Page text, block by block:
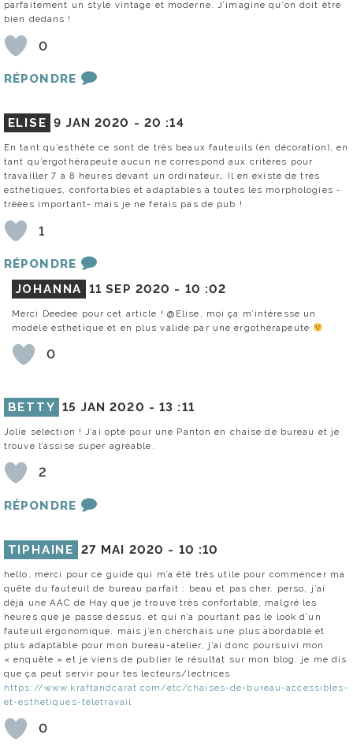
parfaitement un style vintage et moderne. J’imagine qu’on doit être
bien dedans !
0
RÉPONDRE
ELISE 9 JAN 2020 - 20 :14
En tant qu’esthète ce sont de très beaux fauteuils (en décoration), en
tant qu’ergothérapeute aucun ne correspond aux critères pour
travailler 7 à 8 heures devant un ordinateur… Il en existe de très
esthétiques, confortables et adaptables à toutes les morphologies -
trèèès important- mais je ne ferais pas de pub !
1
RÉPONDRE
JOHANNA
11 SEP 2020 - 10 :02
Merci Deedee pour cet article ! @Elise, moi ça m’intéresse un
modèle esthétique et en plus validé par une ergothérapeute
0
BETTY 15 JAN 2020 -13 :11
Jolie sélection ! J’ai opté pour une Panton en chaise de bureau et je
trouve l’assise super agréable.
2
RÉPONDRE
TIPHAINE 27 MAI 2020 - 10 :10
hello, merci pour ce guide qui m’a été très utile pour commencer ma
quête du fauteuil de bureau parfait : beau et pas cher. perso, j’ai
déjà une AAC de Hay que je trouve très confortable, malgré les
heures que je passe dessus, et qui n’a pourtant pas le look d’un
fauteuil ergonomique. mais j’en cherchais une plus abordable et
plus adaptable pour mon bureau-atelier, j’ai donc poursuivi mon
« enquête » et je viens de publier le résultat sur mon blog. je me dis
que ça peut servir pour tes lecteurs/lectrices
https://www.kraftandcarat.com/etc/chaises-de-bureau-accessibles-
et-esthetiques-teletravail
0